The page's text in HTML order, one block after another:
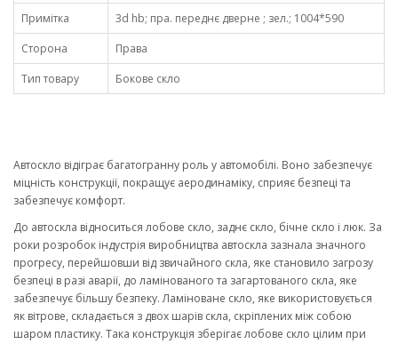
Примітка
3d hb; пра. переднє дверне ; зел.; 1004*590
Сторона
Права
Тип товару
Бокове скло
Автоскло відіграє багатогранну роль у автомобілі. Воно забезпечує
міцність конструкції, покращує аеродинаміку, сприяє безпеці та
забезпечує комфорт.
До автоскла відноситься лобове скло, заднє скло, бічне скло і люк. За
роки розробок індустрія виробництва автоскла зазнала значного
прогресу, перейшовши від звичайного скла, яке становило загрозу
безпеці в разі аварії, до ламінованого та загартованого скла, яке
забезпечує більшу безпеку. Ламіноване скло, яке використовується
як вітрове, складається з двох шарів скла, скріплених між собою
шаром пластику. Така конструкція зберігає лобове скло цілим при